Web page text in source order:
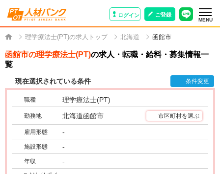
ログイン ご登録
MENU
理学療法士(PT)の求人トップ 北海道 函館市
函館市の理学療法士(PT)の求人・転職・給料・募集情報一
覧
現在選択されている条件 条件変更
職種 理学療法士(PT)
勤務地 北海道函館市 市区町村を選ぶ
雇用形態 -
施設形態 -
年収 -